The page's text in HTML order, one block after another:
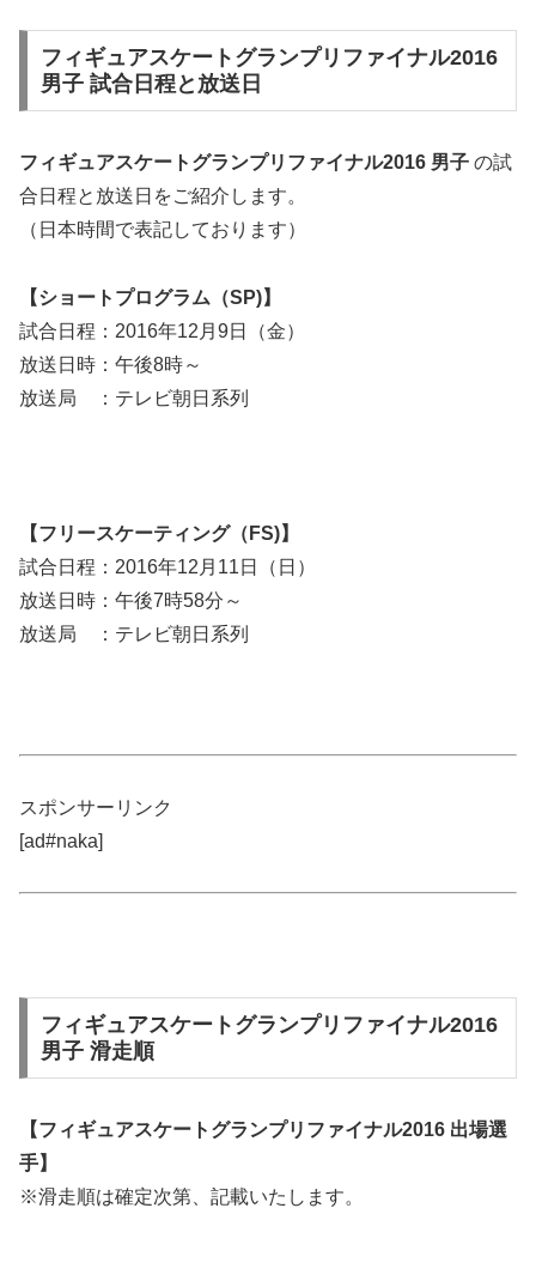
フィギュアスケートグランプリファイナル2016
男子 試合日程と放送日
フィギュアスケートグランプリファイナル2016 男子 の試
合日程と放送日をご紹介します。
（日本時間で表記しております）
【ショートプログラム（SP)】
試合日程：2016年12月9日（金）
放送日時：午後8時～
放送局 ：テレビ朝日系列
【フリースケーティング（FS)】
試合日程：2016年12月11日（日）
放送日時：午後7時58分～
放送局 ：テレビ朝日系列
スポンサーリンク
[ad#naka]
フィギュアスケートグランプリファイナル2016
男子 滑走順
【フィギュアスケートグランプリファイナル2016 出場選
手】
※滑走順は確定次第、記載いたします。